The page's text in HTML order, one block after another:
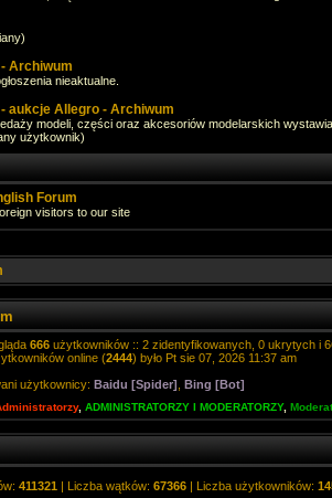
Archiwum
nieaktualne.
aukcje Allegro - Archiwum
modeli, części oraz akcesoriów modelarskich
użytkownik)
Forum
visitors to our site
666 użytkowników :: 2 zidentyfikowanych, 0 ukrytych i
online (2444) było Pt sie 07, 2026 11:37 am
użytkownicy: Baidu [Spider] Bing [Bot]
, ADMINISTRATORZY I MODERATORZY,
411321 | Liczba wątków: 67366 | Liczba użytkowników: